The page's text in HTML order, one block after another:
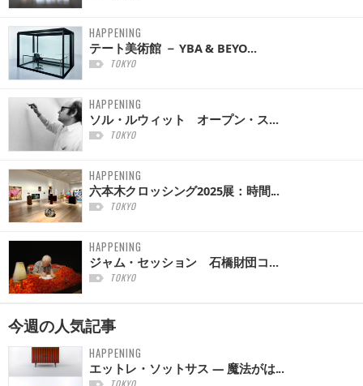
HAPPENING
テート美術館 － YBA & BEYO...
TOKYO
HAPPENING
ソル・ルウィット オープン・ス...
TOKYO
HAPPENING
六本木クロッシング2025展：時間...
TOKYO
HAPPENING
ジャム・セッション 石橋財団コ...
TOKYO
今週の人気記事
HAPPENING
エットレ・ソットサス — 魔法がは...